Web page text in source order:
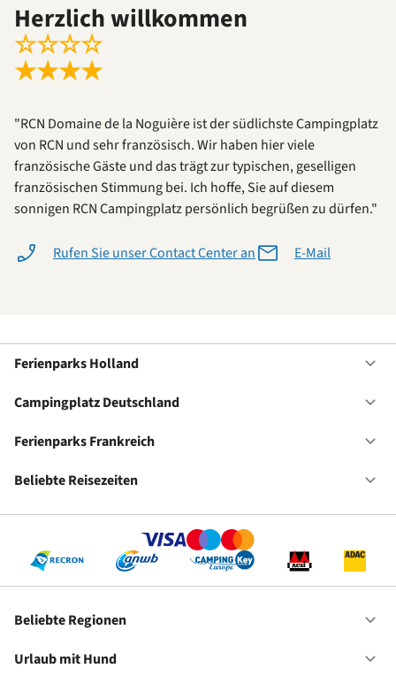
Herzlich willkommen
☆☆☆☆
★★★★
"RCN Domaine de la Noguière ist der südlichste Campingplatz
von RCN und sehr französisch. Wir haben hier viele
französische Gäste und das trägt zur typischen, geselligen
französischen Stimmung bei. Ich hoffe, Sie auf diesem
sonnigen RCN Campingplatz persönlich begrüßen zu dürfen."
Rufen Sie unser Contact Center an E-Mail
Ferienparks Holland
Campingplatz Deutschland
Ferienparks Frankreich
Beliebte Reisezeiten
Beliebte Regionen
Urlaub mit Hund